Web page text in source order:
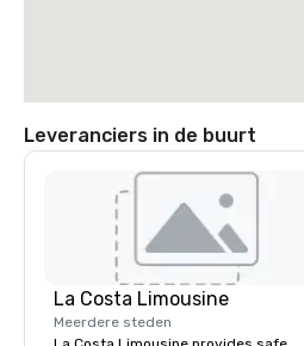
Leveranciers in de buurt
La Costa Limousine
Meerdere steden